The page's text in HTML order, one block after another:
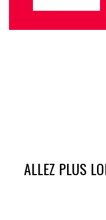
ALLEZ PLUS